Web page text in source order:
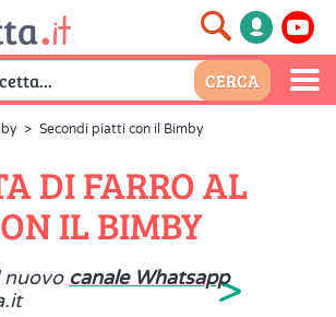
> Secondi piatti con il Bimby
DI FARRO AL
IL BIMBY
nuovo canale Whatsapp>